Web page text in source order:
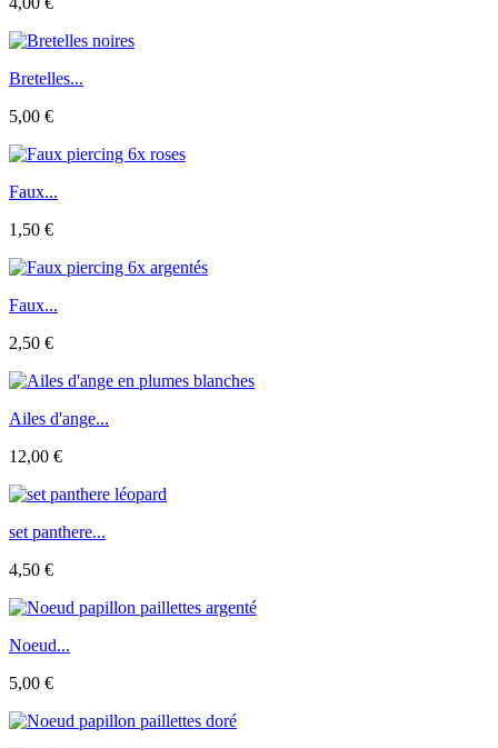
Bretelles...
5,00 €
Faux...
1,50 €
Faux...
2,50 €
Ailes d'ange...
12,00 €
set panthere...
4,50 €
Noeud...
5,00 €